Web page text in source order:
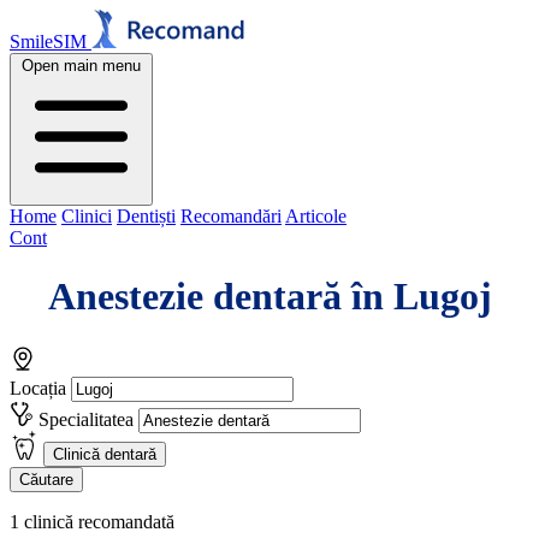
SmileSIM
Open main menu
Home Clinici Dentiști Recomandări Articole
Cont
Anestezie dentară în Lugoj
Locația
Specialitatea
Clinică dentară
Căutare
1 clinică recomandată